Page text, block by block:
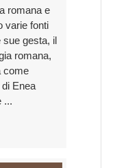
romana e
varie fonti
sue gesta, il
romana,
come
Enea
...